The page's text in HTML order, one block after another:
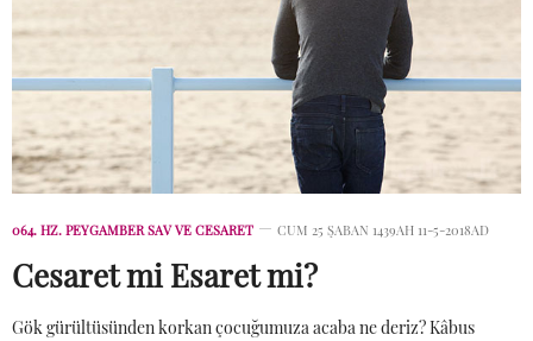
064. HZ. PEYGAMBER SAV VE CESARET CUM 25 ŞABAN 1439AH 11-5-2018AD
Cesaret mi Esaret mi?
Gök gürültüsünden korkan çocuğumuza acaba ne deriz? Kâbus